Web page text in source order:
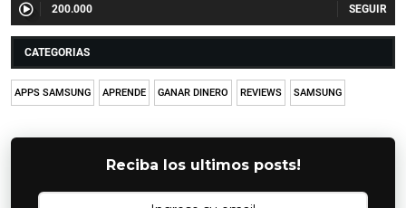
200.000
CATEGORIAS
APPS SAMSUNG APRENDE GANAR DINERO REVIEWS SAMSUNG
Reciba los ultimos posts!